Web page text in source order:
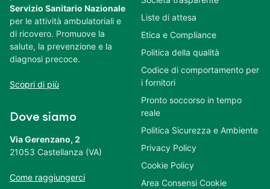
Servizio Sanitario Nazionale
per le attività ambulatoriali e
di ricovero. Promuove la
salute, la prevenzione e la
diagnosi precoce.
Scopri di più
Dove siamo
Via Gerenzano, 2
21053 Castellanza (VA)
Come raggiungerci
Liste di attesa
Etica e Compliance
Politica della qualità
Codice di comportamento per
i fornitori
Pronto soccorso in tempo
reale
Politica Sicurezza e Ambiente
Privacy Policy
Cookie Policy
Area Consensi Cookie